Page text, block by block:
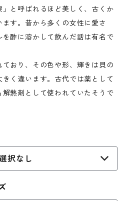
」と呼ばれるほど美しく、古くか
す。昔から多くの女性に愛さ
酢に溶かして飲んだ話は有名で
おり、その色や形、輝きは貝の
く違います。古代では薬として
熱剤として使われていたそうで
択なし